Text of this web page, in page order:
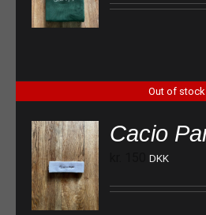
Out of stock
Cacio
DKK